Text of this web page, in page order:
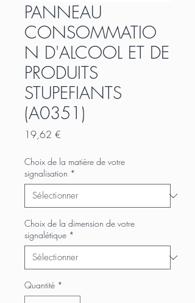
PANNEAU
CONSOMMATIO
N D'ALCOOL ET DE
PRODUITS
STUPEFIANTS
(A0351)
19,62 €
Choix de la matière de votre
signalisation *
Choix de la dimension de votre
signalétique *
Quantité *